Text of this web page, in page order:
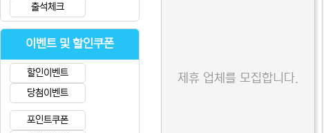
제휴 업체를 모집합니다.
출석체크
이벤트 및 할인쿠폰
할인이벤트
당첨이벤트
포인트쿠폰